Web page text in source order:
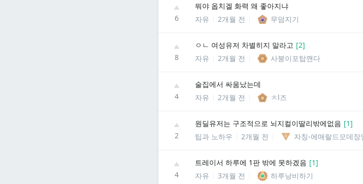
6
뭐야 옵치겔 화력 왜 좋아지냐
자유
2개월 전 무덤지기
8
ㅇㄴ 여성유저 차별히지 말라고 [2]
자유
2개월 전 사붕이포탑깬다
4
술집에서 싸움났는데
자유
2개월 전 ㅊl즈
2
원딜유저는 구조적으로 뇌지컬이딸리밖에없음 [1]
팁과 노하우
2개월 전 자칭-에매랄드모데장
4
트레이서 하루에 1판 밖에 못하겠음 [1]
자유
3개월 전 하루낭비하기